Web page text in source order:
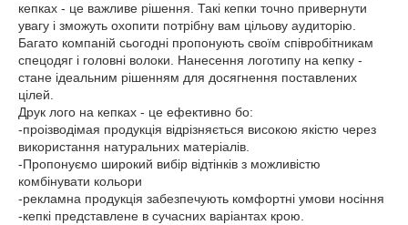
кепках - це важливе рішення. Такі кепки точно привернути
увагу і зможуть охопити потрібну вам цільову аудиторію.
Багато компаній сьогодні пропонують своїм співробітникам
спецодяг і головні волоки. Нанесення логотипу на кепку -
стане ідеальним рішенням для досягнення поставлених
цілей.
Друк лого на кепках - це ефективно бо:
-проізводімая продукція відрізняється високою якістю через
використання натуральних матеріалів.
-Пропонуємо широкий вибір відтінків з можливістю
комбінувати кольори
-рекламна продукція забезпечують комфортні умови носіння
-кепкі представлене в сучасних варіантах крою.